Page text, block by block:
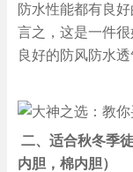
防水性能都有良
言之，这是一件
良好的防风防水透
二、适合秋冬季
内胆，棉内胆）